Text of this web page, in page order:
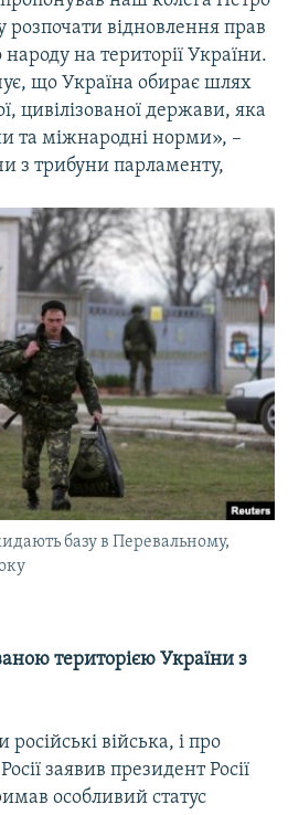
відновлення прав
на території України.
що Україна обирає шлях
цивілізованої держави, яка
та міжнародні норми», –
з трибуни парламенту,
базу в Перевальному,
територією України з
війська, і про
заявив президент Росії
особливий статус